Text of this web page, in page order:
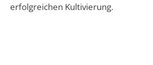
erfolgreichen Kultivierung.